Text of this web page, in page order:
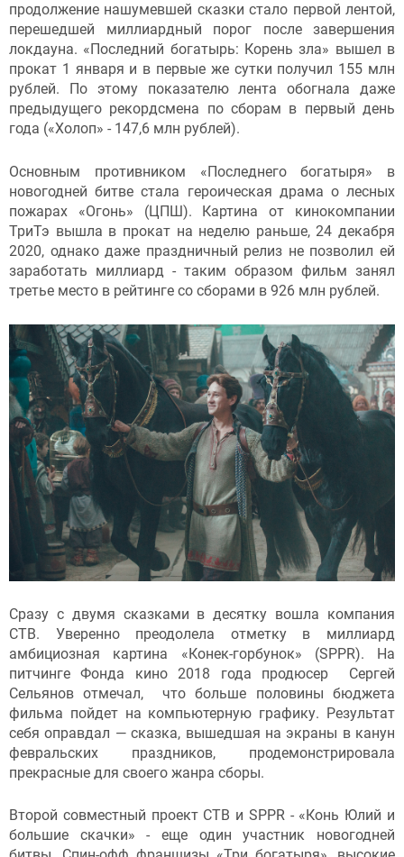
продолжение нашумевшей сказки стало первой лентой,
перешедшей миллиардный порог после завершения
локдауна. «Последний богатырь: Корень зла» вышел в
прокат 1 января и в первые же сутки получил 155 млн
рублей. По этому показателю лента обогнала даже
предыдущего рекордсмена по сборам в первый день
года («Холоп» - 147,6 млн рублей).
Основным противником «Последнего богатыря» в
новогодней битве стала героическая драма о лесных
пожарах «Огонь» (ЦПШ). Картина от кинокомпании
ТриТэ вышла в прокат на неделю раньше, 24 декабря
2020, однако даже праздничный релиз не позволил ей
заработать миллиард - таким образом фильм занял
третье место в рейтинге со сборами в 926 млн рублей.
Сразу с двумя сказками в десятку вошла компания
СТВ. Уверенно преодолела отметку в миллиард
амбициозная картина «Конек-горбунок» (SPPR). На
питчинге Фонда кино 2018 года продюсер Сергей
Сельянов отмечал, что больше половины бюджета
фильма пойдет на компьютерную графику. Результат
себя оправдал — сказка, вышедшая на экраны в канун
февральских праздников, продемонстрировала
прекрасные для своего жанра сборы.
Второй совместный проект СТВ и SPPR - «Конь Юлий и
большие скачки» - еще один участник новогодней